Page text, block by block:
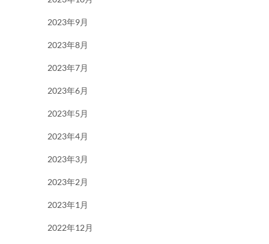
2023年9月
2023年8月
2023年7月
2023年6月
2023年5月
2023年4月
2023年3月
2023年2月
2023年1月
2022年12月